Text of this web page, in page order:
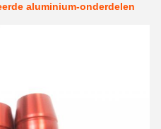
aluminium-onderdelen